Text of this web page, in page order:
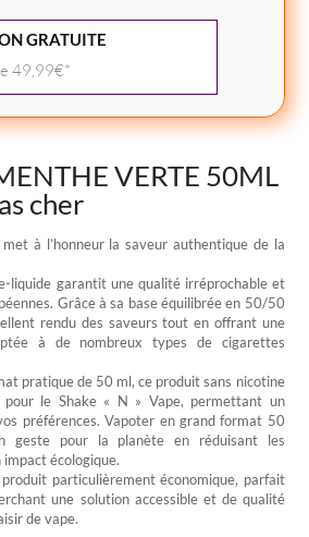
VERTE 50ML
cher
à l’honneur la saveur authentique de la
liquide garantit une qualité irréprochable et
Grâce à sa base équilibrée en 50/50
rendu des saveurs tout en offrant une
à de nombreux types de cigarettes
pratique de 50 ml, ce produit sans nicotine
pour le Shake « N » Vape, permettant un
préférences. Vapoter en grand format 50
geste pour la planète en réduisant les
écologique.
particulièrement économique, parfait
une solution accessible et de qualité
de vape.
GRATUITE
49,99€*